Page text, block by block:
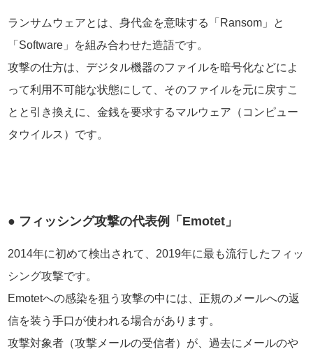
ランサムウェアとは、身代金を意味する「Ransom」と
「Software」を組み合わせた造語です。
攻撃の仕方は、デジタル機器のファイルを暗号化などによ
って利用不可能な状態にして、そのファイルを元に戻すこ
とと引き換えに、金銭を要求するマルウェア（コンピュー
タウイルス）です。
● フィッシング攻撃の代表例「Emotet」
2014年に初めて検出されて、2019年に最も流行したフィッ
シング攻撃です。
Emotetへの感染を狙う攻撃の中には、正規のメールへの返
信を装う手口が使われる場合があります。
攻撃対象者（攻撃メールの受信者）が、過去にメールのや